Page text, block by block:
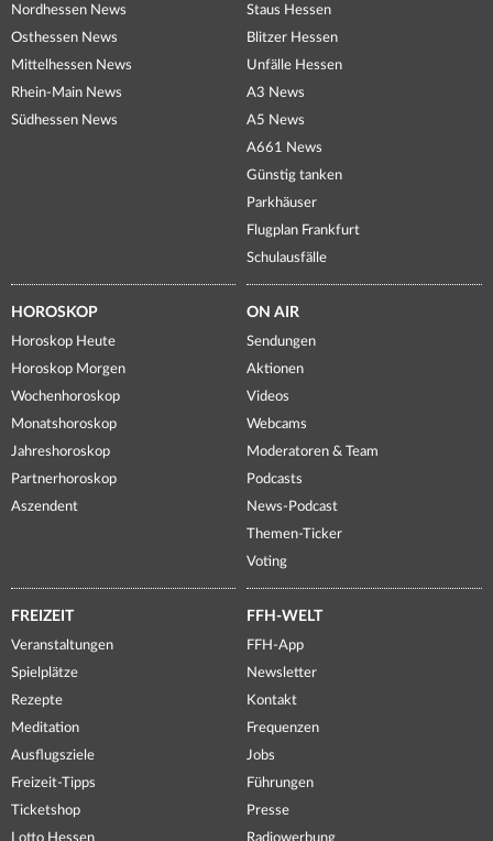
Nordhessen News
Osthessen News
Mittelhessen News
Rhein-Main News
Südhessen News
Staus Hessen
Blitzer Hessen
Unfälle Hessen
A3 News
A5 News
A661 News
Günstig tanken
Parkhäuser
Flugplan Frankfurt
Schulausfälle
HOROSKOP
Horoskop Heute
Horoskop Morgen
Wochenhoroskop
Monatshoroskop
Jahreshoroskop
Partnerhoroskop
Aszendent
ON AIR
Sendungen
Aktionen
Videos
Webcams
Moderatoren & Team
Podcasts
News-Podcast
Themen-Ticker
Voting
FREIZEIT
Veranstaltungen
Spielplätze
Rezepte
Meditation
Ausflugsziele
Freizeit-Tipps
Ticketshop
Lotto Hessen
FFH-WELT
FFH-App
Newsletter
Kontakt
Frequenzen
Jobs
Führungen
Presse
Radiowerbung